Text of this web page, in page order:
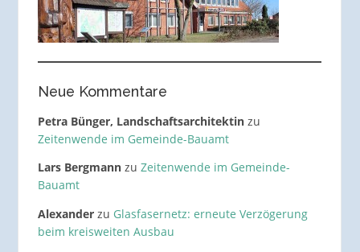
Neue Kommentare
Petra Bünger, Landschaftsarchitektinzu
Zeitenwende im Gemeinde-Bauamt
Lars Bergmannzu Zeitenwende im Gemeinde-
Bauamt
Alexanderzu Glasfasernetz: erneute Verzögerung
beim kreisweiten Ausbau